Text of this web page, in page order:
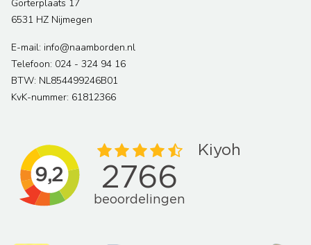
Gorterplaats 17
6531 HZ Nijmegen
E-mail: info@naamborden.nl
Telefoon: 024 - 324 94 16
BTW: NL854499246B01
KvK-nummer: 61812366